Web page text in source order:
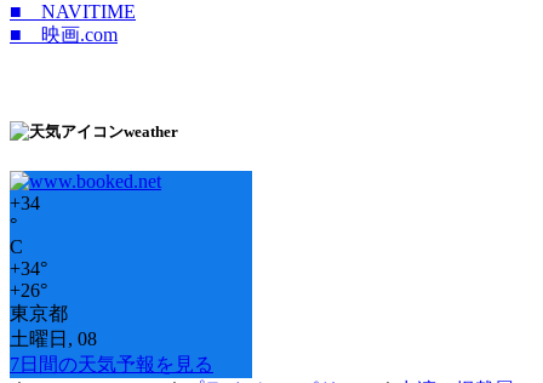
■ NAVITIME
■ 映画.com
weather
+34
°
C
+34°
+26°
東京都
土曜日, 08
7日間の天気予報を見る